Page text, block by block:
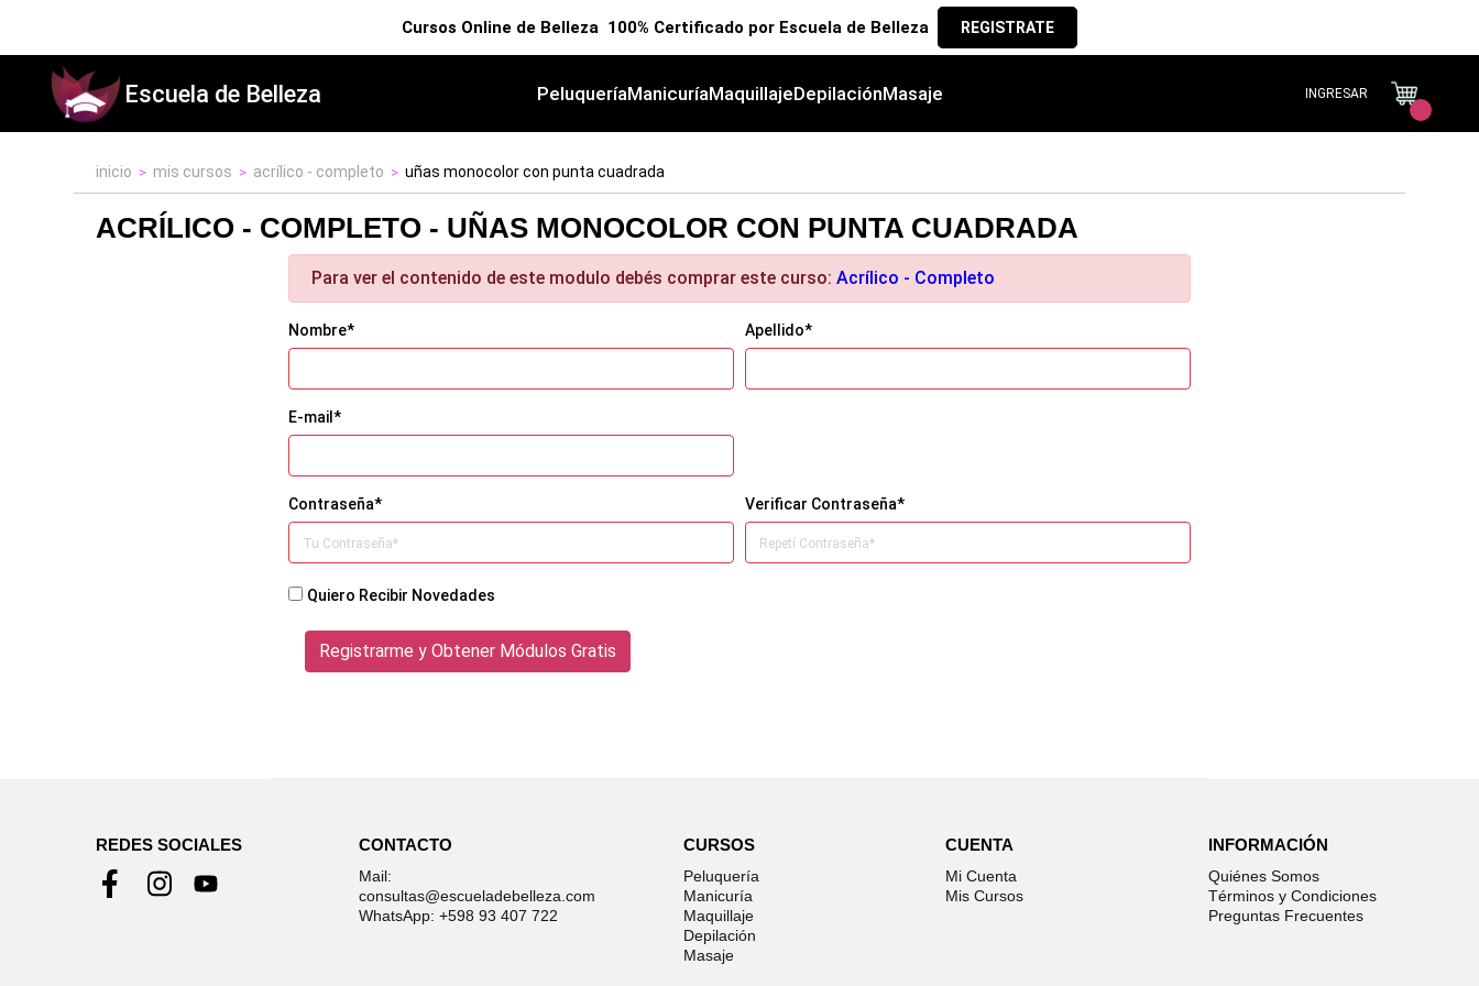
Cursos Online de Belleza 100% Certificado por Escuela de Belleza REGISTRATE
Escuela de Belleza PeluqueríaManicuríaMaquillajeDepilaciónMasaje INGRESAR
inicio mis cursos acrílico - completo uñas monocolor con punta cuadrada
ACRÍLICO - COMPLETO - UÑAS MONOCOLOR CON PUNTA CUADRADA
Para ver el contenido de este modulo debés comprar este curso: Acrílico - Completo
Nombre* Apellido*
E-mail*
Contraseña* Verificar Contraseña*
Quiero Recibir Novedades
REDES SOCIALES CONTACTO
Mail:
consultas@escueladebelleza.com
WhatsApp: +598 93 407 722
CURSOS
Peluquería
Manicuría
Maquillaje
Depilación
Masaje
CUENTA
Mi Cuenta
Mis Cursos
INFORMACIÓN
Quiénes Somos
Términos y Condiciones
Preguntas Frecuentes